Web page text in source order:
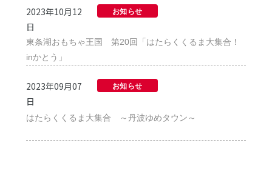
2023年10月12
日
お知らせ
東条湖おもちゃ王国 第20回「はたらくくるま大集合！
inかとう」
2023年09月07
日
お知らせ
はたらくくるま大集合 ～丹波ゆめタウン～